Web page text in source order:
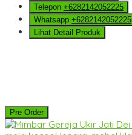
Telepon +6282142052225
Whatsapp +6282142052225
Lihat Detail Produk
Pre Order